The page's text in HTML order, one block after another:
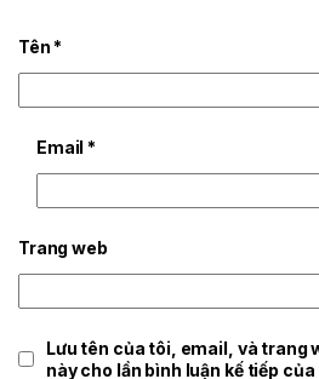
Tên*
Email*
Trang web
Lưu tên của tôi, email, và trang
này cho lần bình luận kế tiếp của